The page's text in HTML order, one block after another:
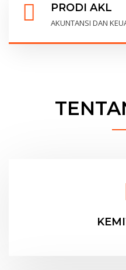
PRODI AKL
AKUNTANSI DAN